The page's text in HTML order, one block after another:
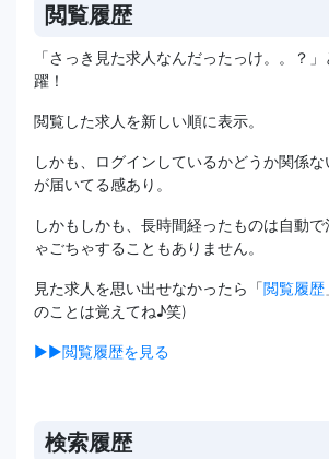
閲覧履歴
「さっき見た求人なんだったっけ。。？
躍！
閲覧した求人を新しい順に表示。
しかも、ログインしているかどうか関係
が届いてる感あり。
しかもしかも、長時間経ったものは自動
ゃごちゃすることもありません。
見た求人を思い出せなかったら「閲覧履歴
のことは覚えてね♪笑)
▶▶閲覧履歴を見る
検索履歴